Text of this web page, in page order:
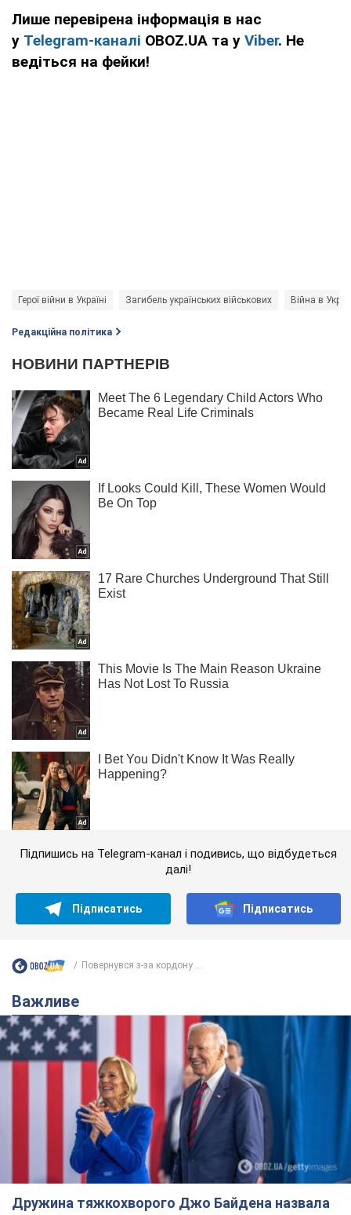
Лише перевірена інформація в нас
у Telegram-каналі OBOZ.UA та у Viber. Не
ведіться на фейки!
Герої війни в Україні Загибель українських військових Війна в
Редакційна політика
Підпишись на Telegram-канал і подивись, що відбудеться
далі!
Підписатись Підписатись
Повернувся з-за кордону ...
Важливе
Дружина тяжкохворого Джо Байдена назвала